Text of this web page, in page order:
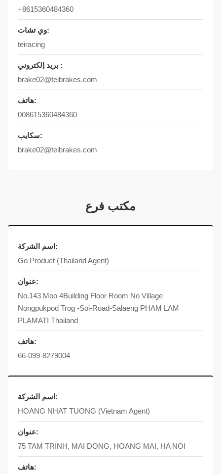
+8615360484360
وي تشات:
teiracing
بريد إلكتروني :
brake02@teibrakes.com
هاتف:
008615360484360
سكايب:
brake02@teibrakes.com
مكتب فرع
اسم الشركة:
Go Product (Thailand Agent)
عنوان:
No.143 Moo 4Building Floor Room No Village
Nongpukpod Trog -Soi-Road-Salaeng PHAM LAM
PLAMATI Thailand
هاتف:
66-099-8279004
اسم الشركة:
HOANG NHAT TUONG (Vietnam Agent)
عنوان:
75 TAM TRINH, MAI DONG, HOANG MAI, HA NOI
هاتف: